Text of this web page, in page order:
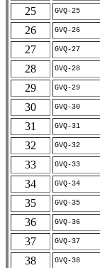
25
GVQ-25
26
GVQ-26
27
GVQ-27
28
GVQ-28
29
GVQ-29
30
GVQ-30
31
GVQ-31
32
GVQ-32
33
GVQ-33
34
GVQ-34
35
GVQ-35
36
GVQ-36
37
GVQ-37
38
GVQ-38